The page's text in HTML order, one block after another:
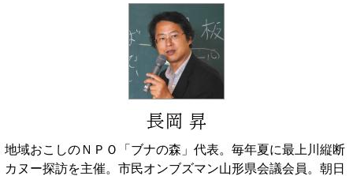
長岡 昇
地域おこしのＮＰＯ「ブナの森」代表。毎年夏に最上川縦断
カヌー探訪を主催。市民オンブズマン山形県会議会員。朝日